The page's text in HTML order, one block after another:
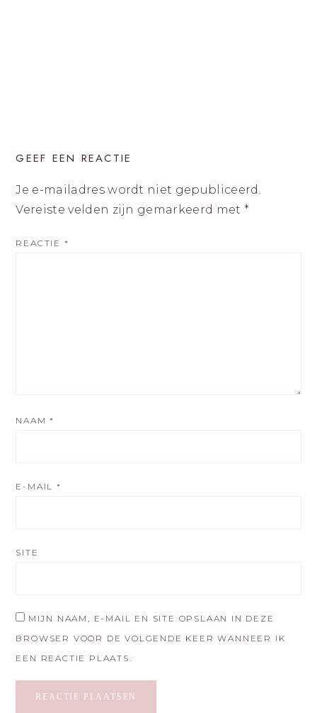
GEEF EEN REACTIE
Je e-mailadres wordt niet gepubliceerd.
Vereiste velden zijn gemarkeerd met *
REACTIE *
NAAM*
E-MAIL*
SITE
MIJN NAAM, E-MAIL EN SITE OPSLAAN IN DEZE
BROWSER VOOR DE VOLGENDE KEER WANNEER IK
EEN REACTIE PLAATS.